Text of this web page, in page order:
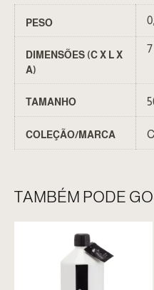
PESO
DIMENSÕES (C X L X
A)
TAMANHO
COLEÇÃO/MARCA
TAMBÉM PODE